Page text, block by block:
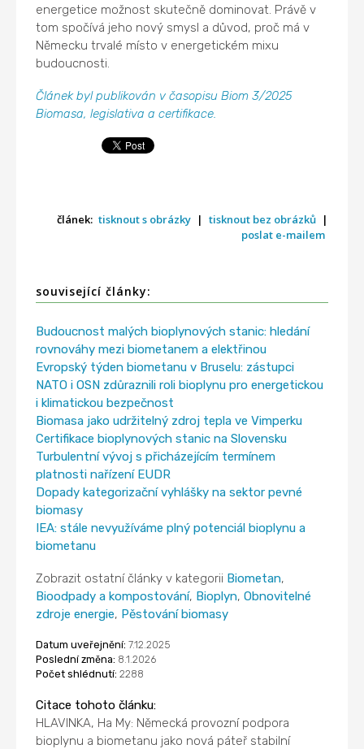
energetice možnost skutečně dominovat. Právě v
tom spočívá jeho nový smysl a důvod, proč má v
Německu trvalé místo v energetickém mixu
budoucnosti.
Článek byl publikován v časopisu Biom 3/2025
Biomasa, legislativa a certifikace.
článek: tisknout s obrázky | tisknout bez obrázků |
poslat e-mailem
související články:
Budoucnost malých bioplynových stanic: hledání
rovnováhy mezi biometanem a elektřinou
Evropský týden biometanu v Bruselu: zástupci
NATO i OSN zdůraznili roli bioplynu pro energetickou
i klimatickou bezpečnost
Biomasa jako udržitelný zdroj tepla ve Vimperku
Certifikace bioplynových stanic na Slovensku
Turbulentní vývoj s přicházejícím termínem
platnosti nařízení EUDR
Dopady kategorizační vyhlášky na sektor pevné
biomasy
IEA: stále nevyužíváme plný potenciál bioplynu a
biometanu
Zobrazit ostatní články v kategorii Biometan,
Bioodpady a kompostování, Bioplyn,Obnovitelné
zdroje energie, Pěstování biomasy
Datum uveřejnění: 7.12.2025
Poslední změna: 8.1.2026
Počet shlédnutí: 2288
Citace tohoto článku:
HLAVINKA, Ha My: Německá provozní podpora
bioplynu a biometanu jako nová páteř stabilní